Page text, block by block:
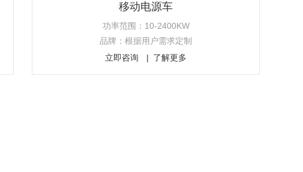
移动电源车
功率范围：10-2400KW
品牌：根据用户需求定制
立即咨询
了解更多